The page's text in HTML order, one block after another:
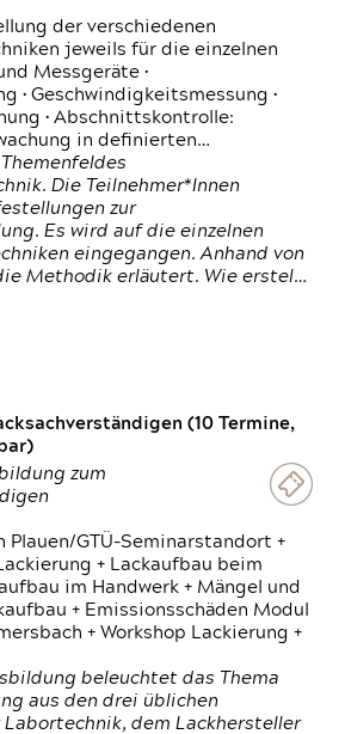
der verschiedenen
jeweils für die einzelnen
Messgeräte •
• Geschwindigkeitsmessung •
• Abschnittskontrolle:
in definierten…
Die Teilnehmer*Innen
zur
Es wird auf die einzelnen
eingegangen. Anhand von
Methodik erläutert. Wie erstel…
(10 Termine,
zum
Plauen/GTÜ-Seminarstandort +
+ Lackaufbau beim
im Handwerk + Mängel und
+ Emissionsschäden Modul
+ Workshop Lackierung +
beleuchtet das Thema
aus den drei üblichen
Labortechnik, dem Lackhersteller